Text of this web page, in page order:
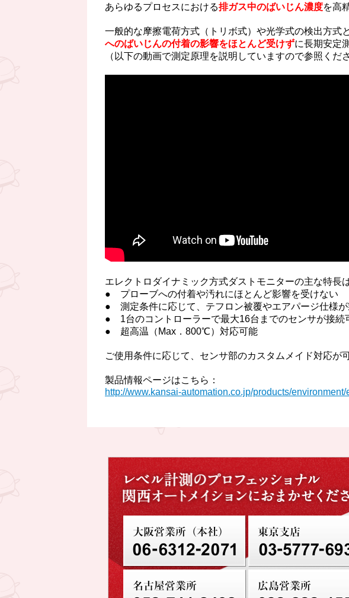
あらゆるプロセスにおける排ガス中のばいじん濃度を高
一般的な摩擦電荷方式（トリボ式）や光学式の検出方式
へのばいじんの付着の影響をほとんど受けずに長期安定
（以下の動画で測定原理を説明していますので参照くだ
エレクトロダイナミック方式ダストモニターの主な特長
● プローブへの付着や汚れにほとんど影響を受けない
● 測定条件に応じて、テフロン被覆やエアパージ仕様
● 1台のコントローラーで最大16台までのセンサが接続
● 超高温（Max．800℃）対応可能
ご使用条件に応じて、センサ部のカスタムメイド対応が
製品情報ページはこちら：
http://www.kansai-automation.co.jp/products/environment/